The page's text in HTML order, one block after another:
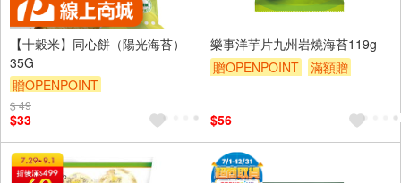
【十穀米】同心餅（陽光海苔）
35G
贈OPENPOINT
$ 49
$33
樂事洋芋片九州岩燒海苔119g
贈OPENPOINT
滿額贈
$56